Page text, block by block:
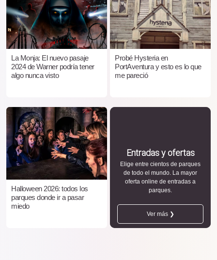
La Monja: El nuevo pasaje
2024 de Warner podría tener
algo nunca visto
Probé Hysteria en
PortAventura y esto es lo que
me pareció
Halloween 2026: todos los
parques donde ir a pasar
miedo
Entradas y ofertas
Elige entre cientos de parques
de todo el mundo. La mayor
oferta online de entradas a
parques.
Ver más ❯